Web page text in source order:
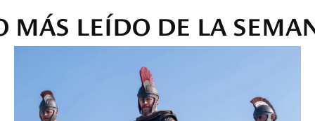
MÁS LEÍDO DE LA